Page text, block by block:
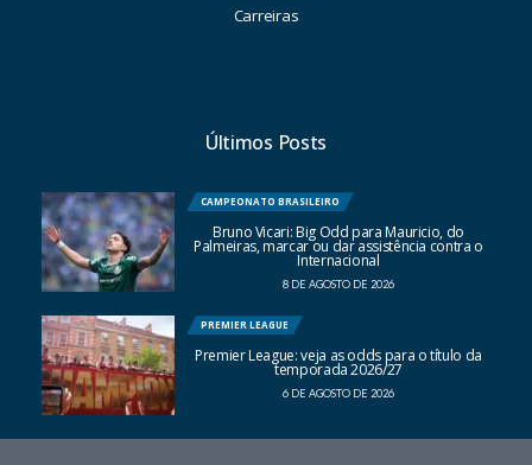
Carreiras
Últimos Posts
CAMPEONATO BRASILEIRO
Bruno Vicari: Big Odd para Mauricio, do
Palmeiras, marcar ou dar assistência contra o
Internacional
8 DE AGOSTO DE 2026
PREMIER LEAGUE
Premier League: veja as odds para o título da
temporada 2026/27
6 DE AGOSTO DE 2026